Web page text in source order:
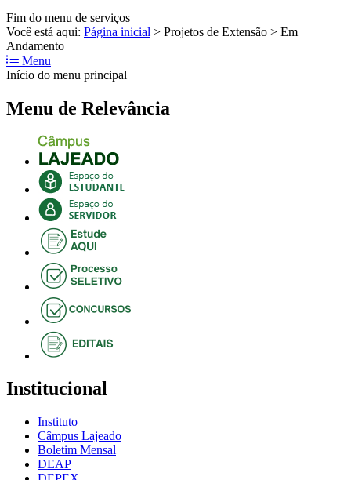
Fim do menu de serviços
Você está aqui: Página inicial > Projetos de Extensão > Em
Andamento
Menu
Início do menu principal
Menu de Relevância
Institucional
Instituto
Câmpus Lajeado
Boletim Mensal
DEAP